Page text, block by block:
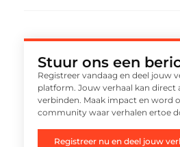
Stuur ons een
Registreer vandaag en deel jouw
platform. Jouw verhaal kan direct
verbinden. Maak impact en word
community waar verhalen ertoe
Registreer nu en deel jouw